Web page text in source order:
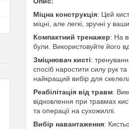
Міцна конструкція: Цей
міцні, але легкі, зручні у
Компактний тренажер: На
були. Використовуйте його
Зміцнювач кисті:
спосіб наростити силу рук
найкращий вибір для
Реабілітація від травм:
відновлення при травмах
та операції на сухожиллі.
Вибір навантаження: